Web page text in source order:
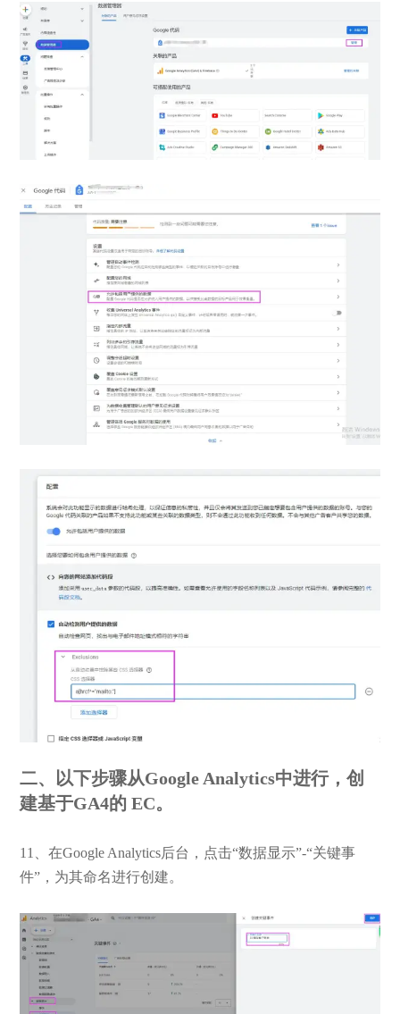
二、以下步骤从Google Analytics中进行，创
建基于GA4的 EC。
11、在Google Analytics后台，点击“数据显示”-“关键事
件”，为其命名进行创建。